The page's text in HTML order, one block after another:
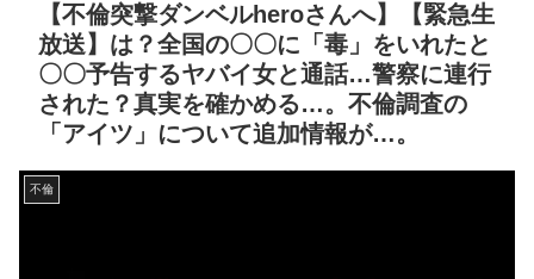
【不倫突撃ダンベルheroさんへ】【緊急生
放送】は？全国の〇〇に「毒」をいれたと
〇〇予告するヤバイ女と通話…警察に連行
された？真実を確かめる…。不倫調査の
「アイツ」について追加情報が…。
不倫